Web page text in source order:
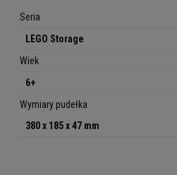
Seria
LEGO Storage
Wiek
6+
Wymiary pudełka
380 x 185 x 47 mm